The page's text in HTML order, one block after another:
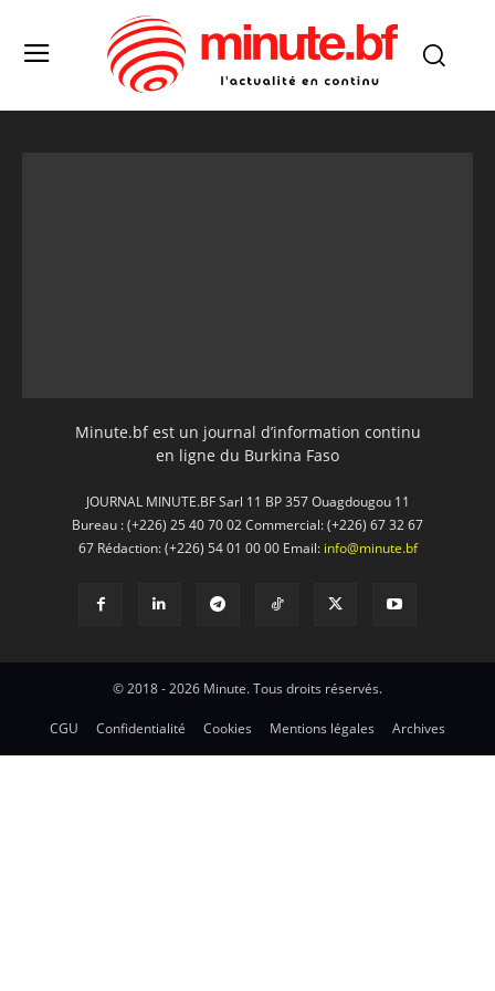
Minute.bf est un journal d’information continu
en ligne du Burkina Faso
JOURNAL MINUTE.BF Sarl 11 BP 357 Ouagdougou 11
Bureau : (+226) 25 40 70 02 Commercial: (+226) 67 32 67
67 Rédaction: (+226) 54 01 00 00 Email: info@minute.bf
© 2018 - 2026 Minute. Tous droits réservés.
CGU Confidentialité Cookies Mentions légales Archives